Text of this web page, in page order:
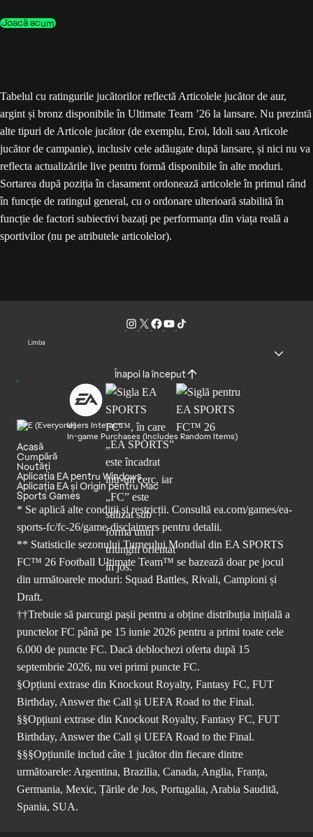
Joacă acum
Tabelul cu ratingurile jucătorilor reflectă Articolele jucător de aur,
argint și bronz disponibile în Ultimate Team ’26 la lansare. Nu prezintă
alte tipuri de Articole jucător (de exemplu, Eroi, Idoli sau Articole
jucător de campanie), inclusiv cele adăugate după lansare, și nici nu va
reflecta actualizările live pentru formă disponibile în alte moduri.
Sortarea după poziția în clasament ordonează articolele în primul rând
în funcție de ratingul general, cu o ordonare ulterioară stabilită în
funcție de factori subiectivi bazați pe performanța din viața reală a
sportivilor (nu pe atributele articolelor).
Limba
Înapoi la început
Users Interact
In-game Purchases (Includes Random Items)
Acasă
Cumpără
Noutăți
Aplicația EA pentru Windows
Aplicația EA și Origin pentru Mac
Sports Games
* Se aplică alte condiții și restricții. Consultă ea.com/games/ea-
sports-fc/fc-26/game-disclaimers pentru detalii.
** Statisticile sezonului Turneului Mondial din EA SPORTS
FC™ 26 Football Ultimate Team™ se bazează doar pe jocul
din următoarele moduri: Squad Battles, Rivali, Campioni și
Draft.
††Trebuie să parcurgi pașii pentru a obține distribuția inițială a
punctelor FC până pe 15 iunie 2026 pentru a primi toate cele
6.000 de puncte FC. Dacă deblochezi oferta după 15
septembrie 2026, nu vei primi puncte FC.
§Opțiuni extrase din Knockout Royalty, Fantasy FC, FUT
Birthday, Answer the Call și UEFA Road to the Final.
§§Opțiuni extrase din Knockout Royalty, Fantasy FC, FUT
Birthday, Answer the Call și UEFA Road to the Final.
§§§Opțiunile includ câte 1 jucător din fiecare dintre
următoarele: Argentina, Brazilia, Canada, Anglia, Franța,
Germania, Mexic, Țările de Jos, Portugalia, Arabia Saudită,
Spania, SUA.